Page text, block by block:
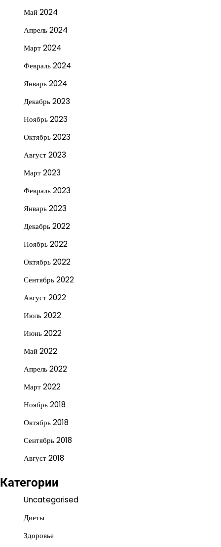
Май 2024
Апрель 2024
Март 2024
Февраль 2024
Январь 2024
Декабрь 2023
Ноябрь 2023
Октябрь 2023
Август 2023
Март 2023
Февраль 2023
Январь 2023
Декабрь 2022
Ноябрь 2022
Октябрь 2022
Сентябрь 2022
Август 2022
Июль 2022
Июнь 2022
Май 2022
Апрель 2022
Март 2022
Ноябрь 2018
Октябрь 2018
Сентябрь 2018
Август 2018
Категории
Uncategorised
Диеты
Здоровье